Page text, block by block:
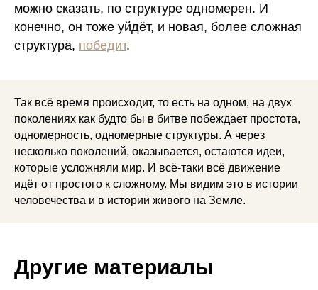
можно сказать, по структуре одномерен. И
конечно, он тоже уйдёт, и новая, более сложная
структура, победит.
Так всё время происходит, то есть на одном, на двух
поколениях как будто бы в битве побеждает простота,
одномерность, одномерные структуры. А через
несколько поколений, оказывается, остаются идеи,
которые усложняли мир. И всё-таки всё движение
идёт от простого к сложному. Мы видим это в истории
человечества и в истории живого на Земле.
Другие материалы